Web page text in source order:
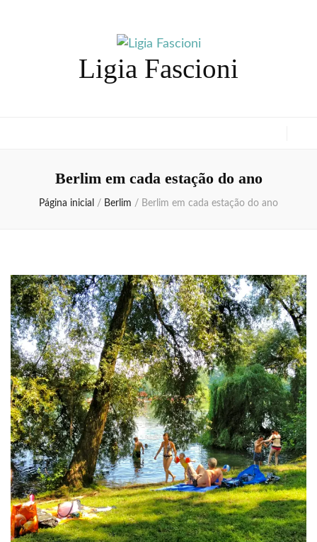
Ligia Fascioni
Berlim em cada estação do ano
Página inicial / Berlim / Berlim em cada estação do ano